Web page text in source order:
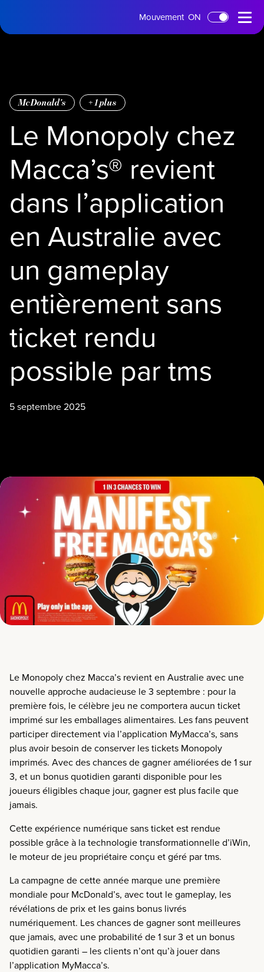
Menu
ouvert
Mouvement ON
Le Monopoly chez
Macca’s® revient
dans l’application
en Australie avec
un gameplay
entièrement sans
ticket rendu
possible par tms
McDonald's +1plus
5 septembre 2025
Le Monopoly chez Macca’s revient en Australie avec une
nouvelle approche audacieuse le 3 septembre : pour la
première fois, le célèbre jeu ne comportera aucun ticket
imprimé sur les emballages alimentaires. Les fans peuvent
participer directement via l’application MyMacca’s, sans
plus avoir besoin de conserver les tickets Monopoly
imprimés. Avec des chances de gagner améliorées de 1 sur
3, et un bonus quotidien garanti disponible pour les
joueurs éligibles chaque jour, gagner est plus facile que
jamais.
Cette expérience numérique sans ticket est rendue
possible grâce à la technologie transformationnelle d’iWin,
le moteur de jeu propriétaire conçu et géré par tms.
La campagne de cette année marque une première
mondiale pour McDonald’s, avec tout le gameplay, les
révélations de prix et les gains bonus livrés
numériquement. Les chances de gagner sont meilleures
que jamais, avec une probabilité de 1 sur 3 et un bonus
quotidien garanti – les clients n’ont qu’à jouer dans
l’application MyMacca’s.